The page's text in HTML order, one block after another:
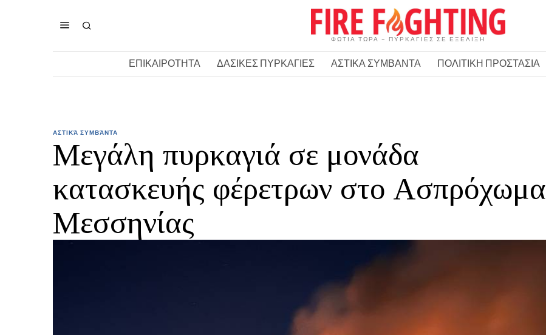
ΦΩΤΙΑ ΤΩΡΑ – ΠΥΡΚΑΓΙΕΣ ΣΕ ΕΞΕΛΙΞΗ
ΕΠΙΚΑΙΡΟΤΗΤΑ ΔΑΣΙΚΕΣ ΠΥΡΚΑΓΙΕΣ ΑΣΤΙΚΑ ΣΥΜΒΑΝΤΑ ΠΟΛΙΤΙΚΗ ΠΡΟΣΤΑΣΙΑ
ΑΣΤΙΚΆ ΣΥΜΒΆΝΤΑ
Μεγάλη πυρκαγιά σε μονάδα
κατασκευής φέρετρων στο Ασπρόχωμα
Μεσσηνίας